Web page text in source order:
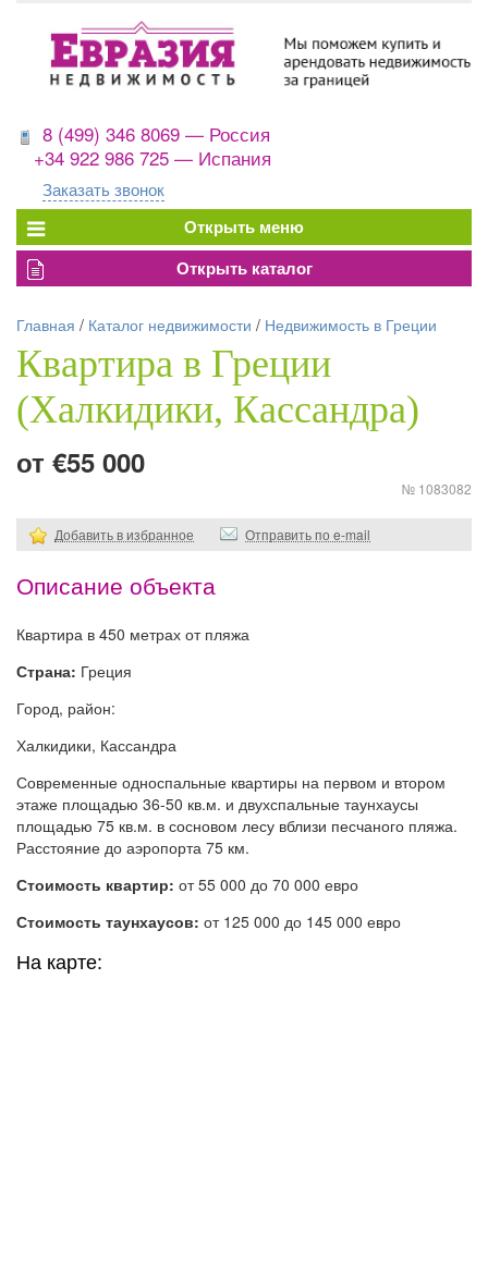
8 (499) 346 8069 — Россия
+34 922 986 725 — Испания
Заказать звонок
Главная / Каталог недвижимости / Недвижимость в Греции
Квартира в Греции
(Халкидики, Кассандра)
от €55 000
№ 1083082
Добавить в избранное Отправить по e-mail
Описание объекта
Квартира в 450 метрах от пляжа
Страна: Греция
Город, район:
Халкидики, Кассандра
Современные односпальные квартиры на первом и втором
этаже площадью 36-50 кв.м. и двухспальные таунхаусы
площадью 75 кв.м. в сосновом лесу вблизи песчаного пляжа.
Расстояние до аэропорта 75 км.
Стоимость квартир: от 55 000 до 70 000 евро
Стоимость таунхаусов: от 125 000 до 145 000 евро
На карте: